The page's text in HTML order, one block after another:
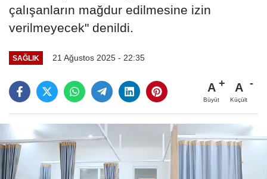
çalışanların mağdur edilmesine izin
verilmeyecek" denildi.
SAĞLIK 21 Ağustos 2025 - 22:35
A
Büyüt
A
Küçült